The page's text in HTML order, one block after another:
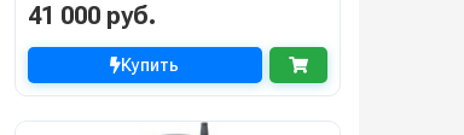
41 000 руб.
Купить